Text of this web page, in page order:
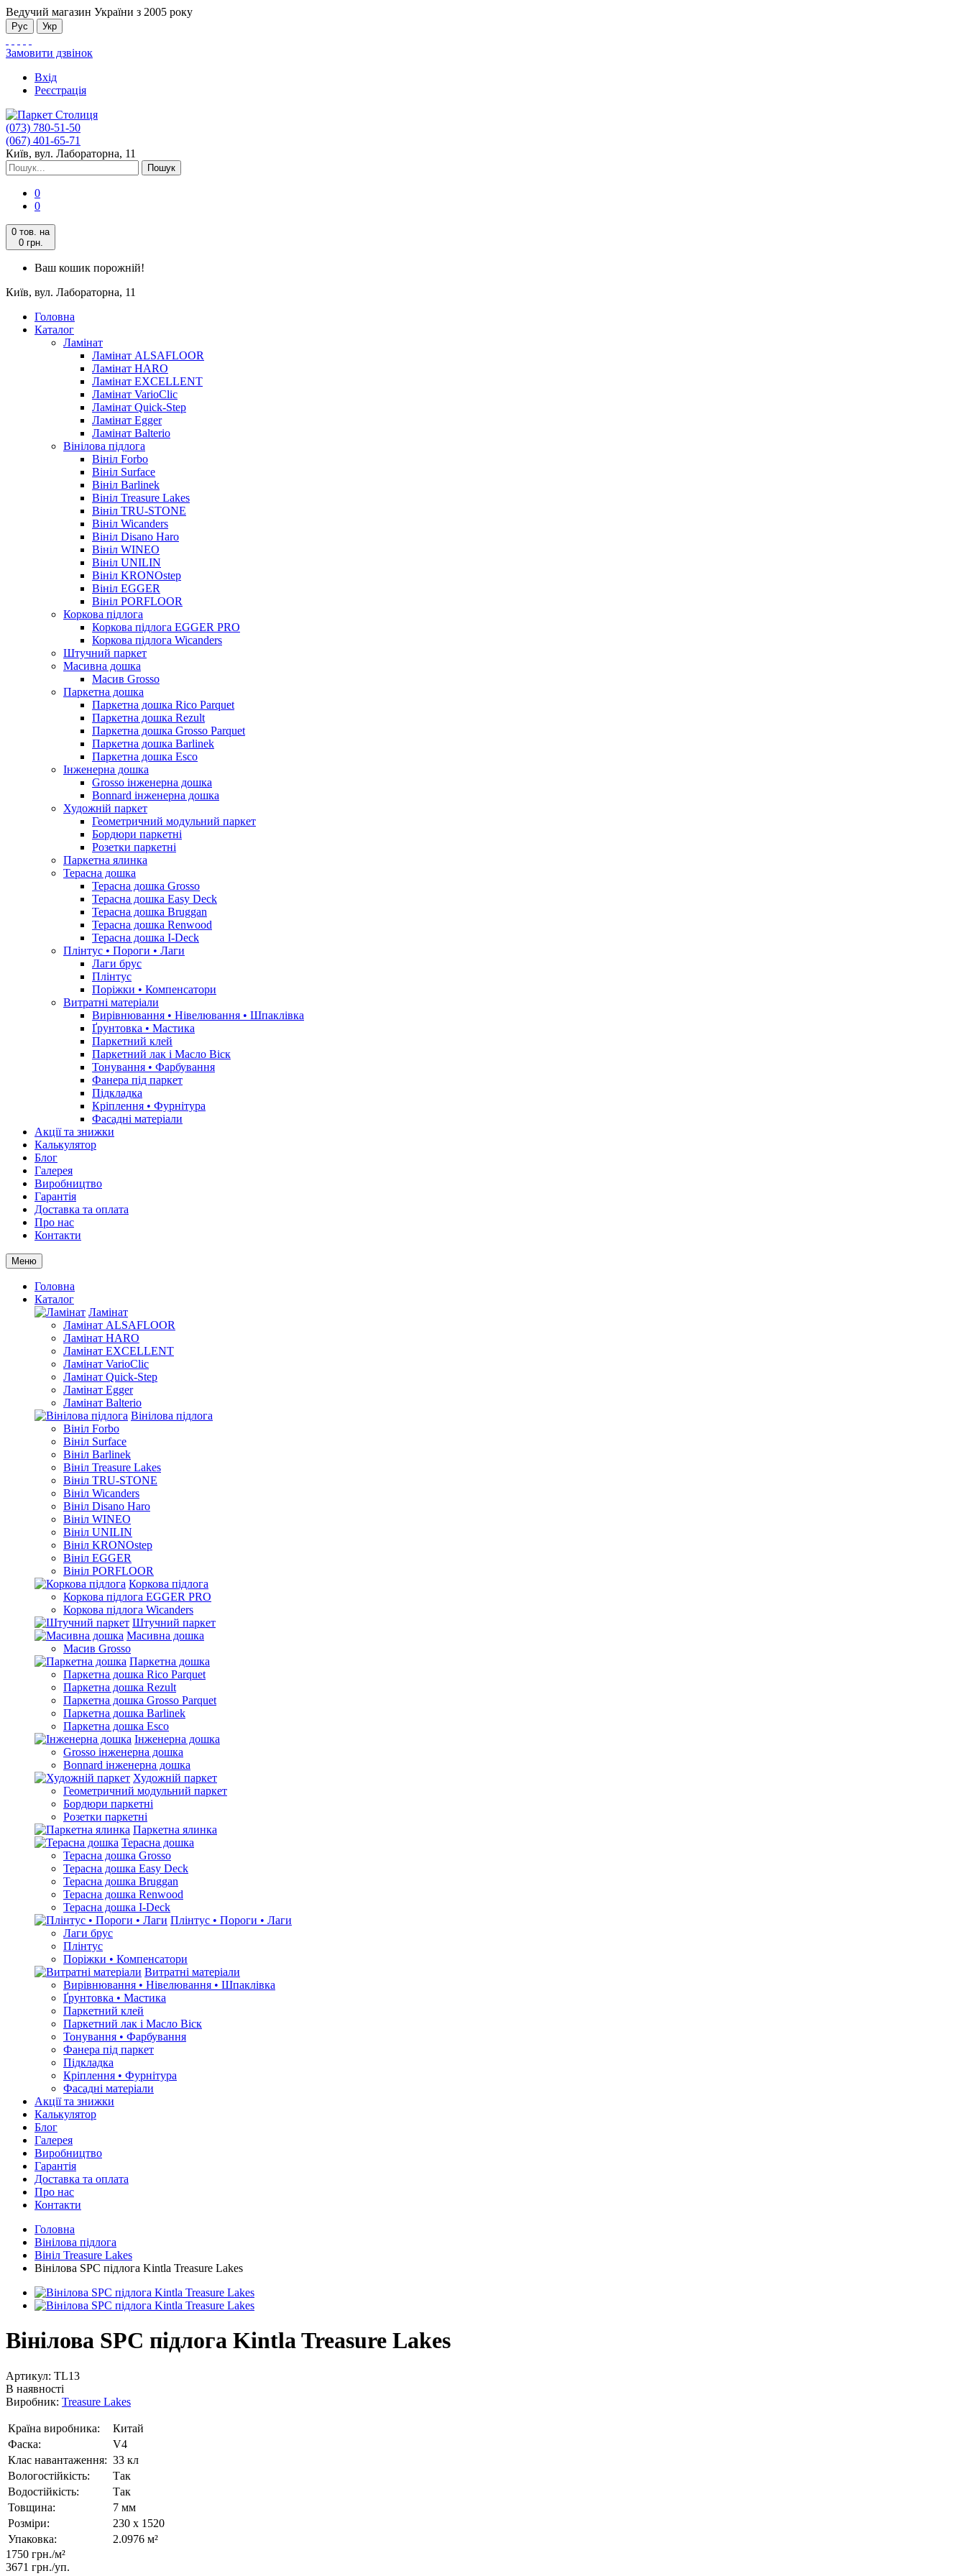
Ведучий магазин України з 2005 року
Рус Укр
Замовити дзвінок
Вхід
Реєстрація
(073) 780-51-50
(067) 401-65-71
Київ, вул. Лабораторна, 11
Пошук
0
0
0 тов. на
0 грн.
Ваш кошик порожній!
Київ, вул. Лабораторна, 11
Головна
Каталог
Ламінат
Ламінат ALSAFLOOR
Ламінат HARO
Ламінат EXCELLENT
Ламінат VarioClic
Ламінат Quick-Step
Ламінат Egger
Ламінат Balterio
Вінілова підлога
Вініл Forbo
Вініл Surface
Вініл Barlinek
Вініл Treasure Lakes
Вініл TRU-STONE
Вініл Wicanders
Вініл Disano Haro
Вініл WINEO
Вініл UNILIN
Вініл KRONOstep
Вініл EGGER
Вініл PORFLOOR
Коркова підлога
Коркова підлога EGGER PRO
Коркова підлога Wicanders
Штучний паркет
Масивна дошка
Масив Grosso
Паркетна дошка
Паркетна дошка Rico Parquet
Паркетна дошка Rezult
Паркетна дошка Grosso Parquet
Паркетна дошка Barlinek
Паркетна дошка Esco
Інженерна дошка
Grosso інженерна дошка
Bonnard інженерна дошка
Художній паркет
Геометричний модульний паркет
Бордюри паркетні
Розетки паркетні
Паркетна ялинка
Терасна дошка
Терасна дошка Grosso
Терасна дошка Easy Deck
Терасна дошка Bruggan
Терасна дошка Renwood
Терасна дошка I-Deck
Плінтус • Пороги • Лаги
Лаги брус
Плінтус
Поріжки • Компенсатори
Витратні матеріали
Вирівнювання • Нівелювання • Шпаклівка
Ґрунтовкa • Мастика
Паркетний клей
Паркетний лак і Масло Віск
Тонування • Фарбування
Фанера під паркет
Підкладка
Кріплення • Фурнітура
Фасадні матеріали
Акції та знижки
Калькулятор
Блог
Галерея
Виробництво
Гарантія
Доставка та оплата
Про нас
Контакти
Меню
Головна
Каталог
Ламінат
Ламінат ALSAFLOOR
Ламінат HARO
Ламінат EXCELLENT
Ламінат VarioClic
Ламінат Quick-Step
Ламінат Egger
Ламінат Balterio
Вінілова підлога
Вініл Forbo
Вініл Surface
Вініл Barlinek
Вініл Treasure Lakes
Вініл TRU-STONE
Вініл Wicanders
Вініл Disano Haro
Вініл WINEO
Вініл UNILIN
Вініл KRONOstep
Вініл EGGER
Вініл PORFLOOR
Коркова підлога
Коркова підлога EGGER PRO
Коркова підлога Wicanders
Штучний паркет
Масивна дошка
Масив Grosso
Паркетна дошка
Паркетна дошка Rico Parquet
Паркетна дошка Rezult
Паркетна дошка Grosso Parquet
Паркетна дошка Barlinek
Паркетна дошка Esco
Інженерна дошка
Grosso інженерна дошка
Bonnard інженерна дошка
Художній паркет
Геометричний модульний паркет
Бордюри паркетні
Розетки паркетні
Паркетна ялинка
Терасна дошка
Терасна дошка Grosso
Терасна дошка Easy Deck
Терасна дошка Bruggan
Терасна дошка Renwood
Терасна дошка I-Deck
Плінтус • Пороги • Лаги
Лаги брус
Плінтус
Поріжки • Компенсатори
Витратні матеріали
Вирівнювання • Нівелювання • Шпаклівка
Ґрунтовкa • Мастика
Паркетний клей
Паркетний лак і Масло Віск
Тонування • Фарбування
Фанера під паркет
Підкладка
Кріплення • Фурнітура
Фасадні матеріали
Акції та знижки
Калькулятор
Блог
Галерея
Виробництво
Гарантія
Доставка та оплата
Про нас
Контакти
Головна
Вінілова підлога
Вініл Treasure Lakes
Вінілова SPC підлога Kintla Treasure Lakes
Вінілова SPC підлога Kintla Treasure Lakes
Артикул: TL13
В наявності
Виробник: Treasure Lakes
Країна виробника:
Китай
Фаска:
V4
Клас навантаження: 33 кл
Вологостійкість:
Так
Водостійкість:
Так
Товщина:
7 мм
Розміри:
230 x 1520
Упаковка:
2.0976 м²
1750 грн./м²
3671 грн./уп.